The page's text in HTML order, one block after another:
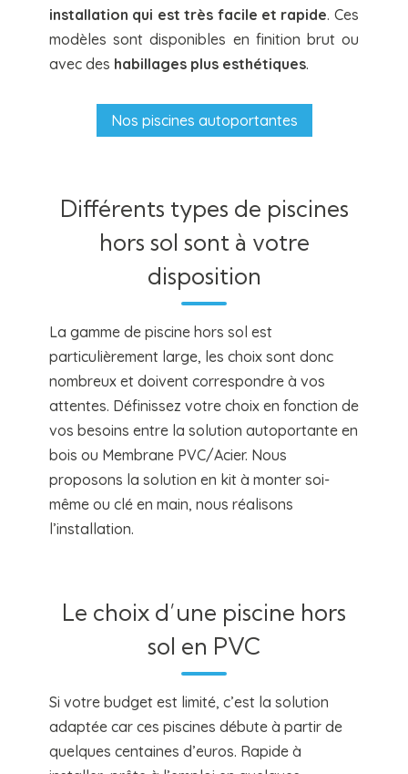
installation qui est très facile et rapide. Ces
modèles sont disponibles en finition brut ou
avec des habillages plus esthétiques.
Nos piscines autoportantes
Différents types de piscines
hors sol sont à votre
disposition
La gamme de piscine hors sol est
particulièrement large, les choix sont donc
nombreux et doivent correspondre à vos
attentes. Définissez votre choix en fonction de
vos besoins entre la solution autoportante en
bois ou Membrane PVC/Acier. Nous
proposons la solution en kit à monter soi-
même ou clé en main, nous réalisons
l’installation.
Le choix d’une piscine hors
sol en PVC
Si votre budget est limité, c’est la solution
adaptée car ces piscines débute à partir de
quelques centaines d’euros. Rapide à